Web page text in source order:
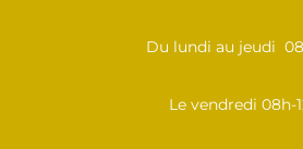
Du lundi au jeudi
Le vendredi 08h-